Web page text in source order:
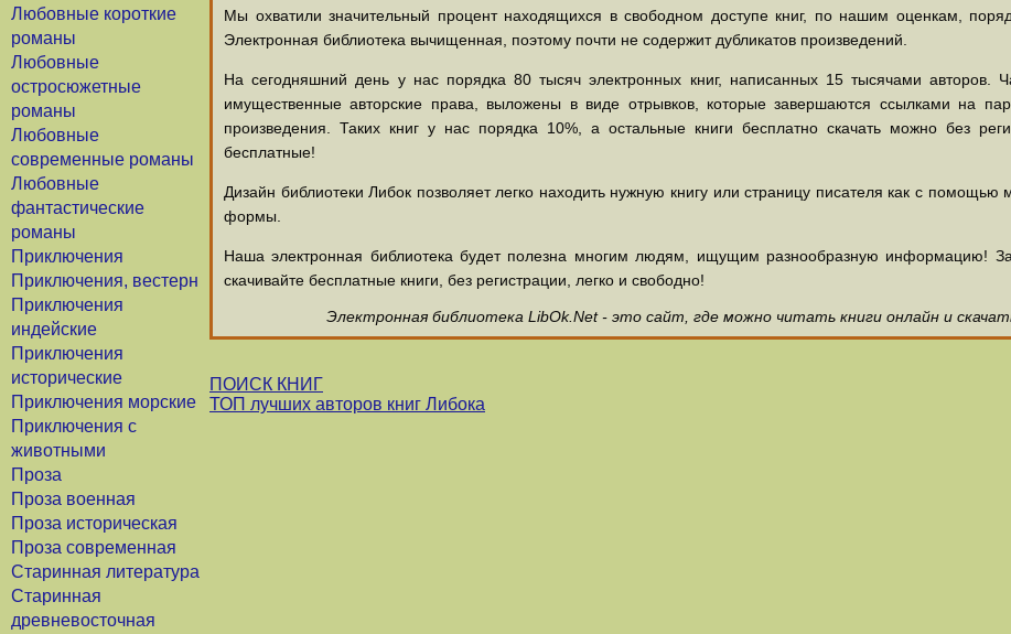
Любовные короткие
романы
Любовные
остросюжетные
романы
Любовные
современные романы
Любовные
фантастические
романы
Приключения
Приключения, вестерн
Приключения
индейские
Приключения
исторические
Приключения морские
Приключения с
животными
Проза
Проза военная
Проза историческая
Проза современная
Старинная литература
Старинная
древневосточная
Мы охватили значительный процент находящихся в свободном доступе книг, по нашим оценкам,
Электронная библиотека вычищенная, поэтому почти не содержит дубликатов произведений.
На сегодняшний день у нас порядка 80 тысяч электронных книг, написанных 15 тысячами авторов.
имущественные авторские права, выложены в виде отрывков, которые завершаются ссылками на
произведения. Таких книг у нас порядка 10%, а остальные книги бесплатно скачать можно без
бесплатные!
Дизайн библиотеки Либок позволяет легко находить нужную книгу или страницу писателя как с
формы.
Наша электронная библиотека будет полезна многим людям, ищущим разнообразную информацию!
скачивайте бесплатные книги, без регистрации, легко и свободно!
Электронная библиотека LibOk.Net - это сайт, где можно читать книги онлайн и
ПОИСК КНИГ
ТОП лучших авторов книг Либока